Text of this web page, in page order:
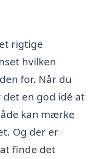
rigtige
hvilken
for. Når du
en god idé at
kan mærke
Og der er
finde det